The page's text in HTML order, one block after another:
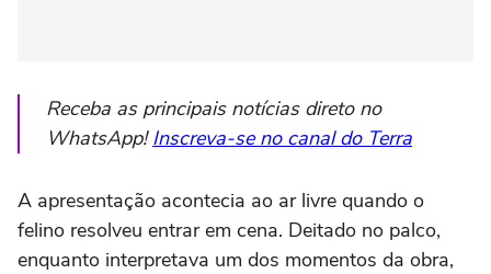
Receba as principais notícias direto no
WhatsApp!Inscreva-se no canal do Terra
A apresentação acontecia ao ar livre quando o
felino resolveu entrar em cena. Deitado no palco,
enquanto interpretava um dos momentos da obra,